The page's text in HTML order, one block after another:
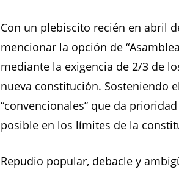
Con un plebiscito recién en abril
mencionar la opción de
mediante la exigencia de 2/3 de
nueva constitución. Sosteniendo
“convencionales” que da
posible en los límites de la
Repudio popular, debacle y